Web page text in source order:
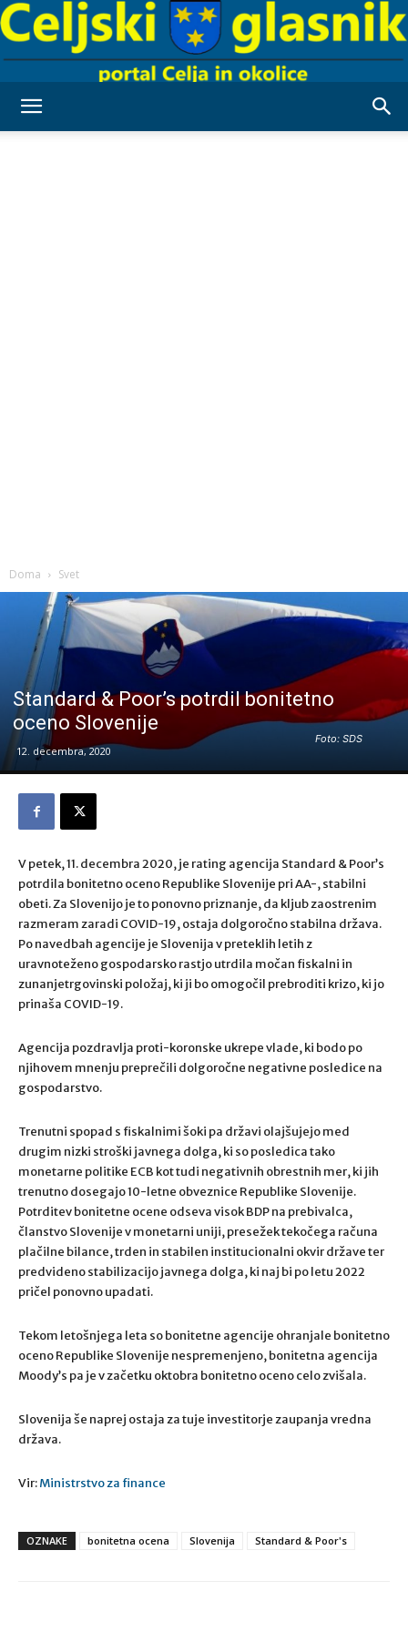
Doma Svet
Foto: SDS
Standard & Poor’s potrdil bonitetno
oceno Slovenije
12. decembra, 2020
V petek, 11. decembra 2020, je rating agencija Standard & Poor’s
potrdila bonitetno oceno Republike Slovenije pri AA-, stabilni
obeti. Za Slovenijo je to ponovno priznanje, da kljub zaostrenim
razmeram zaradi COVID-19, ostaja dolgoročno stabilna država.
Po navedbah agencije je Slovenija v preteklih letih z
uravnoteženo gospodarsko rastjo utrdila močan fiskalni in
zunanjetrgovinski položaj, ki ji bo omogočil prebroditi krizo, ki jo
prinaša COVID-19.
Agencija pozdravlja proti-koronske ukrepe vlade, ki bodo po
njihovem mnenju preprečili dolgoročne negativne posledice na
gospodarstvo.
Trenutni spopad s fiskalnimi šoki pa državi olajšujejo med
drugim nizki stroški javnega dolga, ki so posledica tako
monetarne politike ECB kot tudi negativnih obrestnih mer, ki jih
trenutno dosegajo 10-letne obveznice Republike Slovenije.
Potrditev bonitetne ocene odseva visok BDP na prebivalca,
članstvo Slovenije v monetarni uniji, presežek tekočega računa
plačilne bilance, trden in stabilen institucionalni okvir države ter
predvideno stabilizacijo javnega dolga, ki naj bi po letu 2022
pričel ponovno upadati.
Tekom letošnjega leta so bonitetne agencije ohranjale bonitetno
oceno Republike Slovenije nespremenjeno, bonitetna agencija
Moody’s pa je v začetku oktobra bonitetno oceno celo zvišala.
Slovenija še naprej ostaja za tuje investitorje zaupanja vredna
država.
Vir:Ministrstvo za finance
OZNAKE bonitetna ocena Slovenija Standard & Poor's